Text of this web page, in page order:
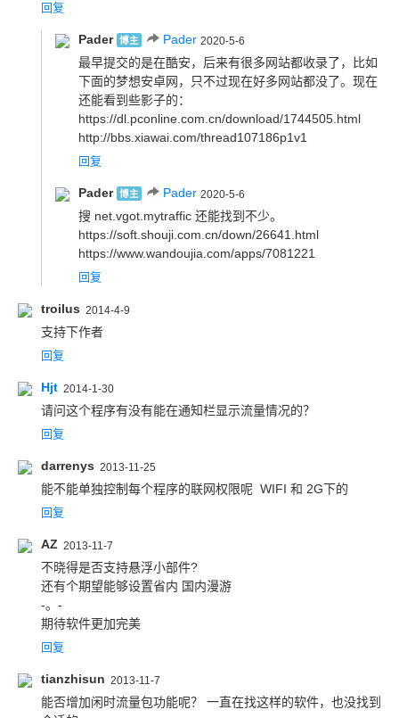
回复
Pader 博主 Pader 2020-5-6
最早提交的是在酷安，后来有很多网站都收录了，比如
下面的梦想安卓网，只不过现在好多网站都没了。现在
还能看到些影子的：
https://dl.pconline.com.cn/download/1744505.html
http://bbs.xiawai.com/thread107186p1v1
回复
Pader 博主 Pader 2020-5-6
搜 net.vgot.mytraffic 还能找到不少。
https://soft.shouji.com.cn/down/26641.html
https://www.wandoujia.com/apps/7081221
回复
troilus 2014-4-9
支持下作者
回复
Hjt 2014-1-30
请问这个程序有没有能在通知栏显示流量情况的？
回复
darrenys 2013-11-25
能不能单独控制每个程序的联网权限呢  WIFI 和 2G下的
回复
AZ 2013-11-7
不晓得是否支持悬浮小部件?
还有个期望能够设置省内 国内漫游
-。-
期待软件更加完美
回复
tianzhisun 2013-11-7
能否增加闲时流量包功能呢？ 一直在找这样的软件，也没找到